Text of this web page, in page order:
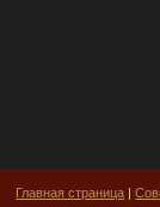
Главная страница |